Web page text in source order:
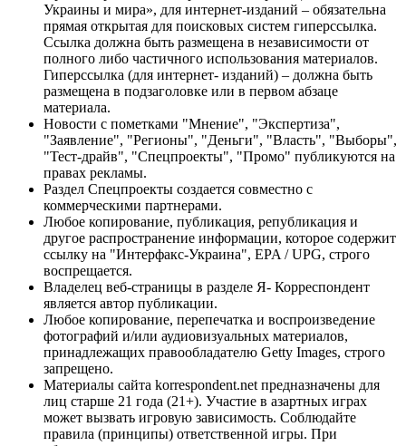
Украины и мира», для интернет-изданий – обязательна
прямая открытая для поисковых систем гиперссылка.
Ссылка должна быть размещена в независимости от
полного либо частичного использования материалов.
Гиперссылка (для интернет- изданий) – должна быть
размещена в подзаголовке или в первом абзаце
материала.
Новости с пометками "Мнение", "Экспертиза",
"Заявление", "Регионы", "Деньги", "Власть", "Выборы",
"Тест-драйв", "Спецпроекты", "Промо" публикуются на
правах рекламы.
Раздел Спецпроекты создается совместно с
коммерческими партнерами.
Любое копирование, публикация, републикация и
другое распространение информации, которое содержит
ссылку на "Интерфакс-Украина", EPA / UPG, строго
воспрещается.
Владелец веб-страницы в разделе Я- Корреспондент
является автор публикации.
Любое копирование, перепечатка и воспроизведение
фотографий и/или аудиовизуальных материалов,
принадлежащих правообладателю Getty Images, строго
запрещено.
Материалы сайта korrespondent.net предназначены для
лиц старше 21 года (21+). Участие в азартных играх
может вызвать игровую зависимость. Соблюдайте
правила (принципы) ответственной игры. При